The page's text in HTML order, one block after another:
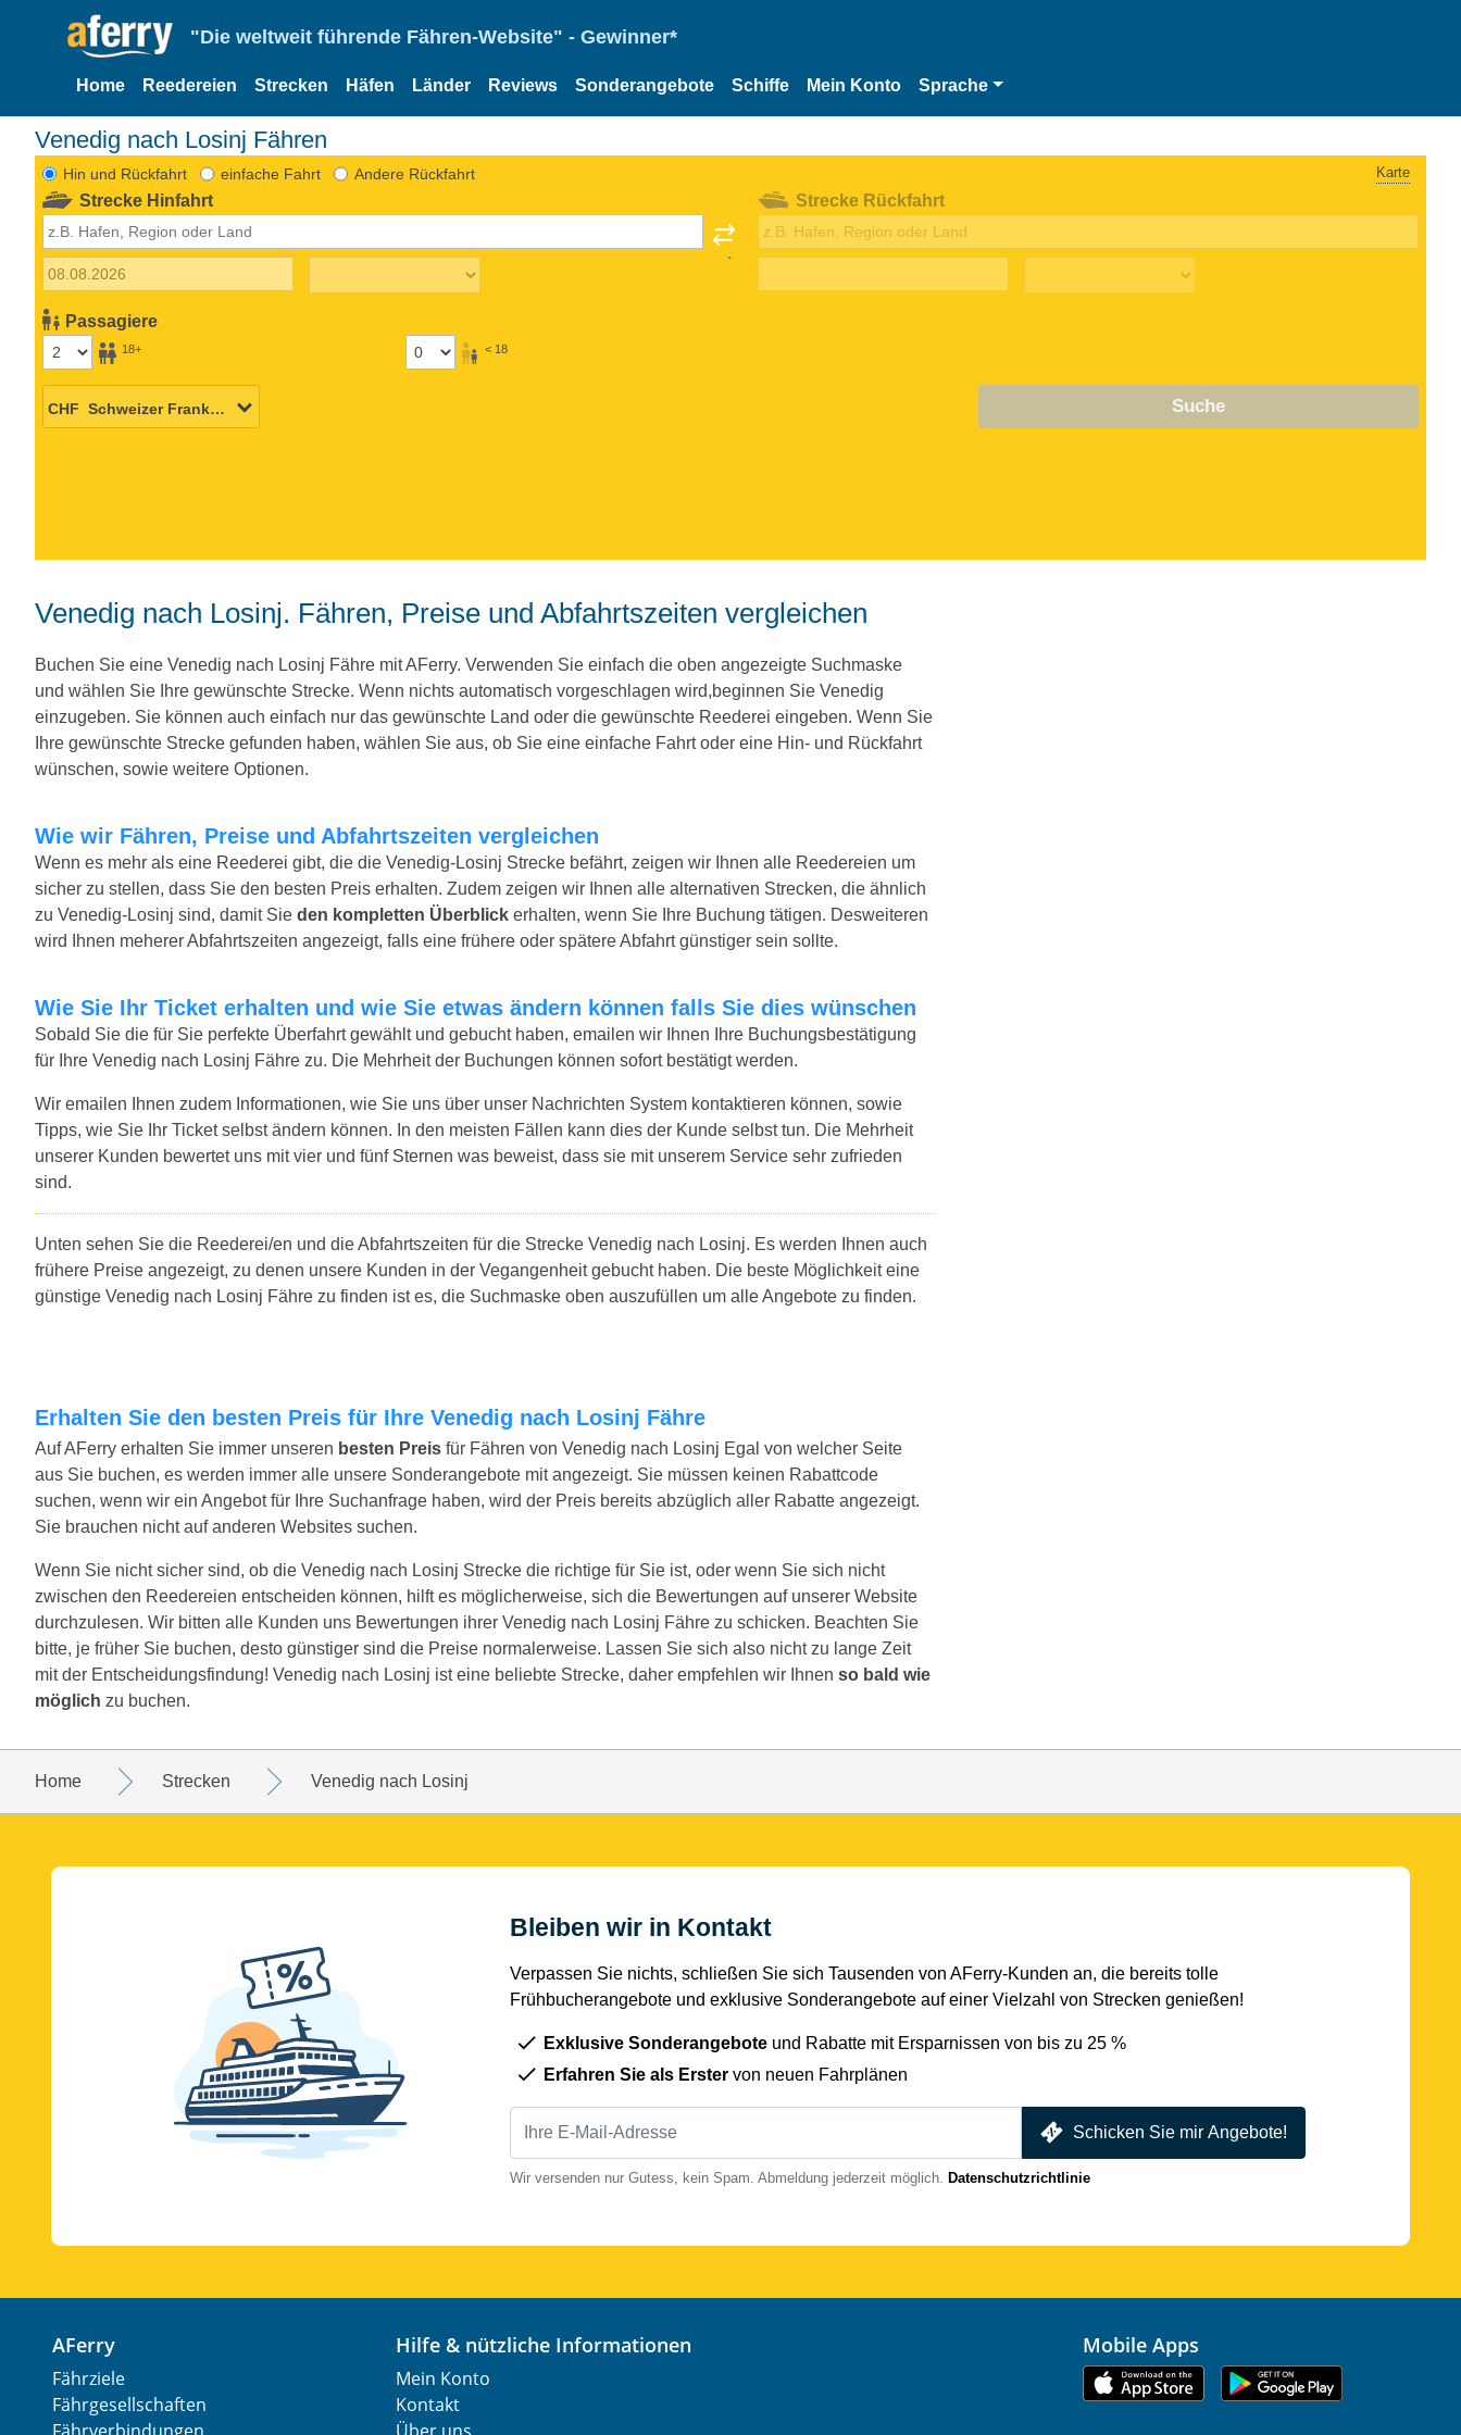
"Die weltweit führende Fähren-Website" - Gewinner*
Home Reedereien Strecken Häfen Länder Reviews Sonderangebote Schiffe Mein Konto Sprache
Venedig nach Losinj Fähren
Hin und Rückfahrt einfache Fahrt Andere Rückfahrt Karte
Strecke Hinfahrt
Passagiere
18+ < 18
Strecke Rückfahrt
Suche
Venedig nach Losinj. Fähren, Preise und Abfahrtszeiten vergleichen
Buchen Sie eine Venedig nach Losinj Fähre mit AFerry. Verwenden Sie einfach die oben angezeigte Suchmaske
und wählen Sie Ihre gewünschte Strecke. Wenn nichts automatisch vorgeschlagen wird,beginnen Sie Venedig
einzugeben. Sie können auch einfach nur das gewünschte Land oder die gewünschte Reederei eingeben. Wenn Sie
Ihre gewünschte Strecke gefunden haben, wählen Sie aus, ob Sie eine einfache Fahrt oder eine Hin- und Rückfahrt
wünschen, sowie weitere Optionen.
Wie wir Fähren, Preise und Abfahrtszeiten vergleichen
Wenn es mehr als eine Reederei gibt, die die Venedig-Losinj Strecke befährt, zeigen wir Ihnen alle Reedereien um
sicher zu stellen, dass Sie den besten Preis erhalten. Zudem zeigen wir Ihnen alle alternativen Strecken, die ähnlich
zu Venedig-Losinj sind, damit Sie den kompletten Überblick erhalten, wenn Sie Ihre Buchung tätigen. Desweiteren
wird Ihnen meherer Abfahrtszeiten angezeigt, falls eine frühere oder spätere Abfahrt günstiger sein sollte.
Wie Sie Ihr Ticket erhalten und wie Sie etwas ändern können falls Sie dies wünschen
Sobald Sie die für Sie perfekte Überfahrt gewählt und gebucht haben, emailen wir Ihnen Ihre Buchungsbestätigung
für Ihre Venedig nach Losinj Fähre zu. Die Mehrheit der Buchungen können sofort bestätigt werden.
Wir emailen Ihnen zudem Informationen, wie Sie uns über unser Nachrichten System kontaktieren können, sowie
Tipps, wie Sie Ihr Ticket selbst ändern können. In den meisten Fällen kann dies der Kunde selbst tun. Die Mehrheit
unserer Kunden bewertet uns mit vier und fünf Sternen was beweist, dass sie mit unserem Service sehr zufrieden
sind.
Unten sehen Sie die Reederei/en und die Abfahrtszeiten für die Strecke Venedig nach Losinj. Es werden Ihnen auch
frühere Preise angezeigt, zu denen unsere Kunden in der Vegangenheit gebucht haben. Die beste Möglichkeit eine
günstige Venedig nach Losinj Fähre zu finden ist es, die Suchmaske oben auszufüllen um alle Angebote zu finden.
Erhalten Sie den besten Preis für Ihre Venedig nach Losinj Fähre
Auf AFerry erhalten Sie immer unseren besten Preis für Fähren von Venedig nach Losinj Egal von welcher Seite
aus Sie buchen, es werden immer alle unsere Sonderangebote mit angezeigt. Sie müssen keinen Rabattcode
suchen, wenn wir ein Angebot für Ihre Suchanfrage haben, wird der Preis bereits abzüglich aller Rabatte angezeigt.
Sie brauchen nicht auf anderen Websites suchen.
Wenn Sie nicht sicher sind, ob die Venedig nach Losinj Strecke die richtige für Sie ist, oder wenn Sie sich nicht
zwischen den Reedereien entscheiden können, hilft es möglicherweise, sich die Bewertungen auf unserer Website
durchzulesen. Wir bitten alle Kunden uns Bewertungen ihrer Venedig nach Losinj Fähre zu schicken. Beachten Sie
bitte, je früher Sie buchen, desto günstiger sind die Preise normalerweise. Lassen Sie sich also nicht zu lange Zeit
mit der Entscheidungsfindung! Venedig nach Losinj ist eine beliebte Strecke, daher empfehlen wir Ihnen so bald wie
möglich zu buchen.
Home Strecken Venedig nach Losinj
Bleiben wir in Kontakt
Verpassen Sie nichts, schließen Sie sich Tausenden von AFerry-Kunden an, die bereits tolle
Frühbucherangebote und exklusive Sonderangebote auf einer Vielzahl von Strecken genießen!
Exklusive Sonderangebote und Rabatte mit Ersparnissen von bis zu 25 %
Erfahren Sie als Erster von neuen Fahrplänen
Schicken Sie mir Angebote!
Wir versenden nur Gutess, kein Spam. Abmeldung jederzeit möglich. Datenschutzrichtlinie
AFerry
Fährziele
Fährgesellschaften
Hilfe & nützliche Informationen
Mein Konto
Kontakt
Mobile Apps